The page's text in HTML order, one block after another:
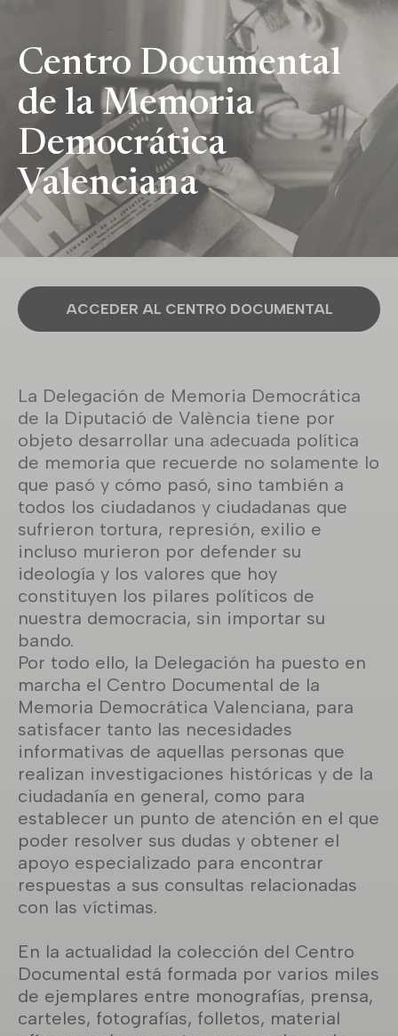
Centro Documental
de la Memoria
Democrática
Valenciana
ACCEDER AL CENTRO DOCUMENTAL
La Delegación de Memoria Democrática
de la Diputació de València tiene por
objeto desarrollar una adecuada política
de memoria que recuerde no solamente lo
que pasó y cómo pasó, sino también a
todos los ciudadanos y ciudadanas que
sufrieron tortura, represión, exilio e
incluso murieron por defender su
ideología y los valores que hoy
constituyen los pilares políticos de
nuestra democracia, sin importar su
bando.
Por todo ello, la Delegación ha puesto en
marcha el Centro Documental de la
Memoria Democrática Valenciana, para
satisfacer tanto las necesidades
informativas de aquellas personas que
realizan investigaciones históricas y de la
ciudadanía en general, como para
establecer un punto de atención en el que
poder resolver sus dudas y obtener el
apoyo especializado para encontrar
respuestas a sus consultas relacionadas
con las víctimas.
En la actualidad la colección del Centro
Documental está formada por varios miles
de ejemplares entre monografías, prensa,
carteles, fotografías, folletos, material